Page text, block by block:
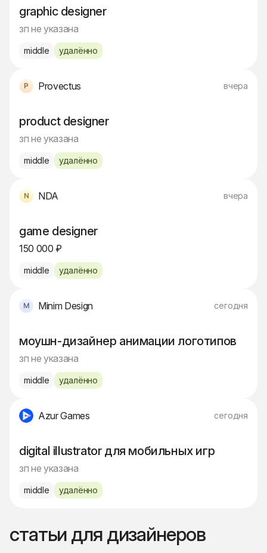
graphic designer
зп не указана
middle удалённо
Provectus вчера
product designer
зп не указана
middle удалённо
NDA вчера
game designer
150 000 ₽
middle удалённо
Minim Design сегодня
моушн-дизайнер анимации логотипов
зп не указана
middle удалённо
Azur Games сегодня
digital illustrator для мобильных игр
зп не указана
middle удалённо
статьи для дизайнеров